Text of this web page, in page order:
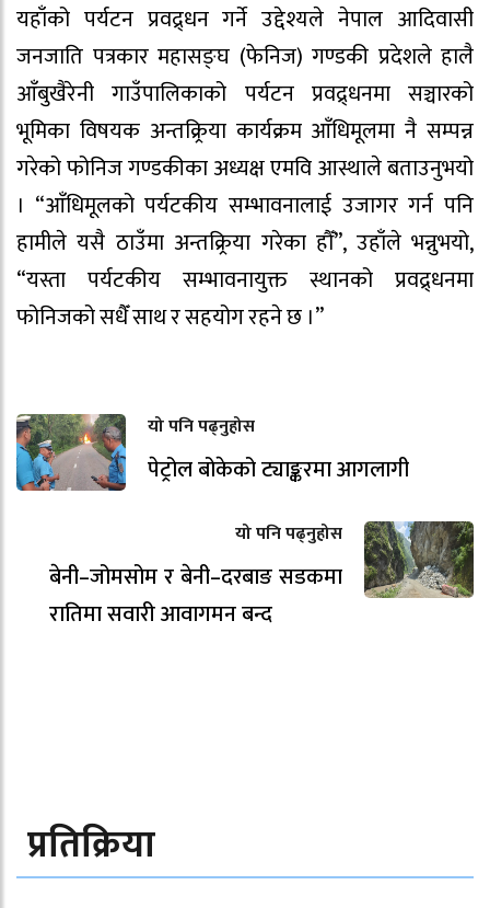
यहाँको पर्यटन प्रवद्र्धन गर्ने उद्देश्यले नेपाल आदिवासी
जनजाति पत्रकार महासङ्घ (फेनिज) गण्डकी प्रदेशले हालै
आँबुखैरेनी गाउँपालिकाको पर्यटन प्रवद्र्धनमा सञ्चारको
भूमिका विषयक अन्तक्र्रिया कार्यक्रम आँधिमूलमा नै सम्पन्न
गरेको फोनिज गण्डकीका अध्यक्ष एमवि आस्थाले बताउनुभयो
। “आँधिमूलको पर्यटकीय सम्भावनालाई उजागर गर्न पनि
हामीले यसै ठाउँमा अन्तक्र्रिया गरेका हौँ”, उहाँले भन्नुभयो,
“यस्ता पर्यटकीय सम्भावनायुक्त स्थानको प्रवद्र्धनमा
फोनिजको सधैँ साथ र सहयोग रहने छ ।”
यो पनि पढ्नुहोस
पेट्रोल बोकेको ट्याङ्करमा आगलागी
यो पनि पढ्नुहोस
बेनी–जोमसोम र बेनी–दरबाङ सडकमा
रातिमा सवारी आवागमन बन्द
प्रतिक्रिया